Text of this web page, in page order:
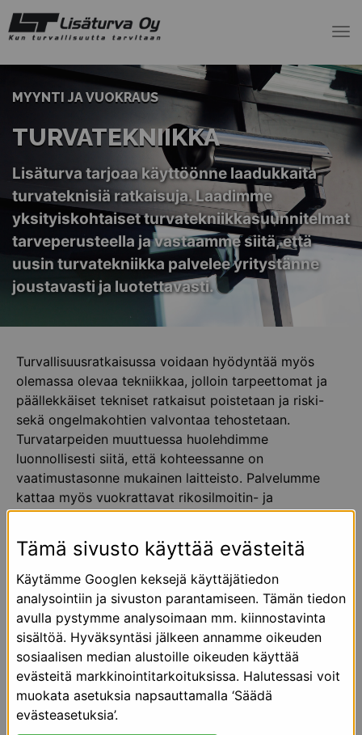
MYYNTI JA VUOKRAUS
TURVATEKNIIKKA
Lisäturva tarjoaa käyttöönne laadukkaita
turvateknisiä ratkaisuja. Laadimme
yksityiskohtaiset turvatekniikkasuunnitelmat
tarveperusteella ja vastaamme siitä, että
uusin turvatekniikka palvelee yritystänne
joustavasti ja luotettavasti.
Turvallisuusratkaisussa voidaan hyödyntää myös
olemassa olevaa tekniikkaa, jolloin tarpeettomat ja
päällekkäiset tekniset ratkaisut poistetaan ja riski-
sekä ongelmakohtien valvontaa tehostetaan.
Turvatarpeiden muuttuessa huolehdimme
luonnollisesti siitä, että kohteessanne on
vaatimustasonne mukainen laitteisto. Palvelumme
kattaa myös vuokrattavat rikosilmoitin- ja
videovalvontalaitteistot.
Pyydä tarjous tai kartoituskäynti:
Kaakkois-Suomi ja pääkaupunkiseutu
Markku Hämäläinen
Puh. 050 301 2395
markku.hamalainen@lisaturva.net
Tämä sivusto käyttää evästeitä
Käytämme Googlen keksejä käyttäjätiedon
analysointiin ja sivuston parantamiseen. Tämän tiedon
avulla pystymme analysoimaan mm. kiinnostavinta
sisältöä. Hyväksyntäsi jälkeen annamme oikeuden
sosiaalisen median alustoille oikeuden käyttää
evästeitä markkinointitarkoituksissa. Halutessasi voit
muokata asetuksia napsauttamalla ‘Säädä
evästeasetuksia’.